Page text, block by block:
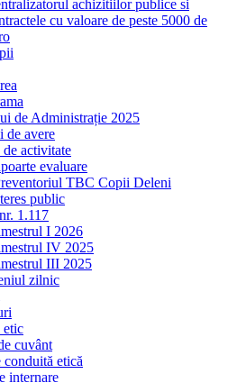
achizitiilor publice si
cu valoare de peste 5000 de
de Administrație 2025
de avere
de activitate
evaluare
TBC Copii Deleni
public
1.117
I 2026
IV 2025
III 2025
zilnic
etic
cuvânt
etică
internare